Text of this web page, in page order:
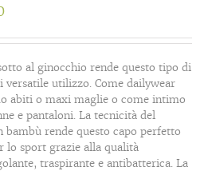
al ginocchio rende questo tipo di
versatile utilizzo. Come dailywear
abiti o maxi maglie o come intimo
e pantaloni. La tecnicità del
bambù rende questo capo perfetto
lo sport grazie alla qualità
traspirante e antibatterica. La